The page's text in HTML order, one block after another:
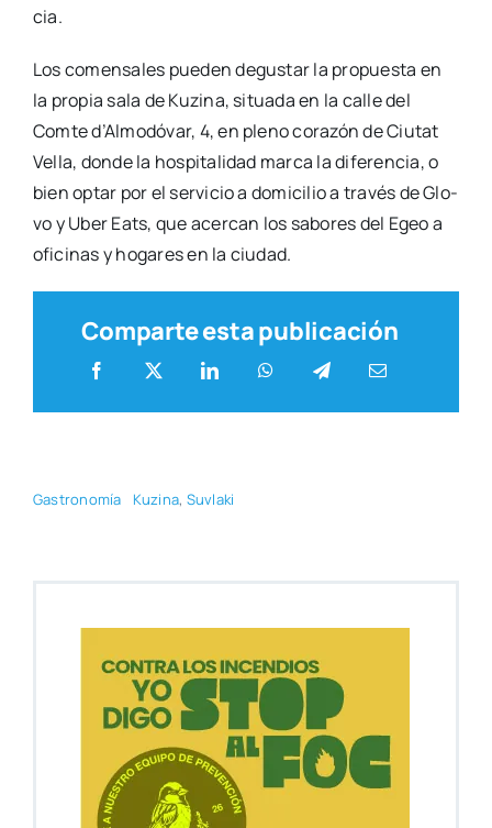
cia.
Los comen­sa­les pue­den degus­tar la pro­pues­ta en
la pro­pia sala de Kuzi­na, situa­da en la calle del
Com­te d’Al­mo­dó­var, 4, en pleno cora­zón de Ciu­tat
Vella, don­de la hos­pi­ta­li­dad mar­ca la dife­ren­cia, o
bien optar por el ser­vi­cio a domi­ci­lio a tra­vés de Glo­
vo y Uber Eats, que acer­can los sabo­res del Egeo a
ofi­ci­nas y hoga­res en la ciu­dad.
Comparte esta publicación
Gas­tro­no­mía Kuzi­na, Suvla­ki